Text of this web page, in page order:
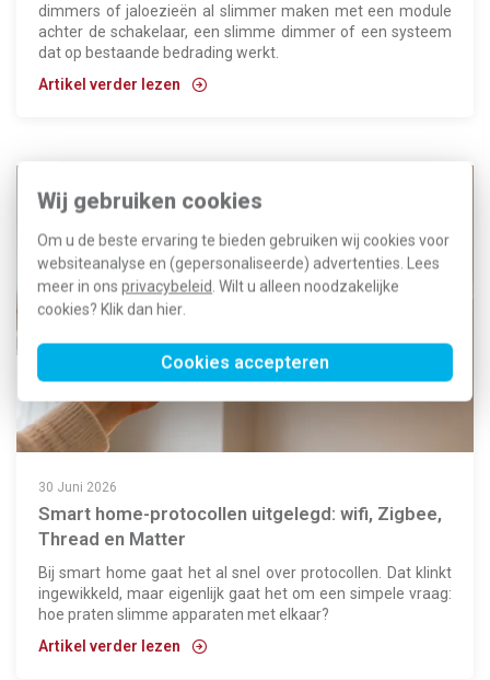
Wij gebruiken cookies
Om u de beste ervaring te bieden gebruiken wij cookies voor
websiteanalyse en (gepersonaliseerde) advertenties. Lees
meer in ons privacybeleid . Wilt u alleen noodzakelijke
cookies? Klik dan hier
Cookies accepteren
dimmers of jaloezieën al slimmer maken met een module
achter de schakelaar, een slimme dimmer of een systeem
dat op bestaande bedrading werkt.
Artikel verder lezen
30 Juni 2026
Smart home-protocollen uitgelegd: wifi, Zigbee,
Thread en Matter
Bij smart home gaat het al snel over protocollen. Dat klinkt
ingewikkeld, maar eigenlijk gaat het om een simpele vraag:
hoe praten slimme apparaten met elkaar?
Artikel verder lezen